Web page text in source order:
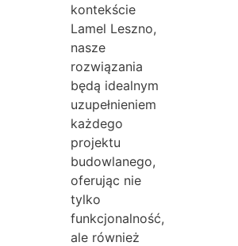
kontekście
Lamel Leszno,
nasze
rozwiązania
będą idealnym
uzupełnieniem
każdego
projektu
budowlanego,
oferując nie
tylko
funkcjonalność,
ale również